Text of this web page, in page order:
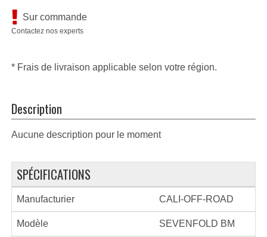
Sur commande
Contactez nos experts
* Frais de livraison applicable selon votre région.
Description
Aucune description pour le moment
SPÉCIFICATIONS
Manufacturier CALI-OFF-ROAD
Modèle SEVENFOLD BM